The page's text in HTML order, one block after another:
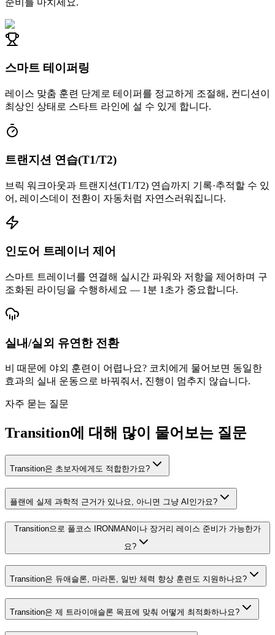
스마트 테이퍼링
레이스 맞춤 훈련 단계로 테이퍼를 정교하게 조절해, 컨디션이
최상인 상태로 스타트 라인에 설 수 있게 합니다.
트랜지션 연습(T1/T2)
브릭 워크아웃과 트랜지션(T1/T2) 연습까지 기록·추적할 수 있
어, 레이스데이 전환이 자동처럼 자연스러워집니다.
인도어 트레이너 제어
스마트 트레이너를 연결해 실시간 파워와 저항을 제어하며 구
조화된 라이딩을 수행하세요 — 1분 1초가 중요합니다.
실내/실외 유연한 전환
비 때문에 야외 훈련이 어렵나요? 코치에게 물어보면 동일한
효과의 실내 운동으로 바꿔줘서, 진행이 멈추지 않습니다.
자주 묻는 질문
Transition에 대해 많이 물어보는 질문
Transition은 초보자에게도 적합한가요?
플랜에 실제 과학적 근거가 있나요, 아니면 그냥 AI인가요?
Transition으로 풀코스 IRONMAN이나 장거리 레이스 준비가 가능한가
요?
Transition은 듀애슬론, 마라톤, 일반 체력 향상 훈련도 지원하나요?
Transition은 제 트라이애슬론 목표에 맞춰 어떻게 최적화하나요?